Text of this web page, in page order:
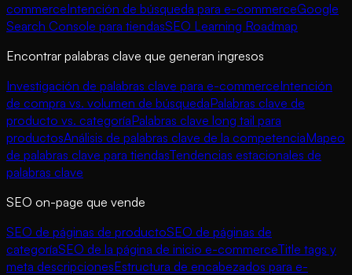
commerceIntención de búsqueda para e-commerceGoogle
Search Console para tiendasSEO Learning Roadmap
Encontrar palabras clave que generan ingresos
Investigación de palabras clave para e-commerceIntención
de compra vs. volumen de búsquedaPalabras clave de
producto vs. categoríaPalabras clave long tail para
productosAnálisis de palabras clave de la competenciaMapeo
de palabras clave para tiendasTendencias estacionales de
palabras clave
SEO on-page que vende
SEO de páginas de productoSEO de páginas de
categoríaSEO de la página de inicio e-commerceTitle tags y
meta descripcionesEstructura de encabezados para e-